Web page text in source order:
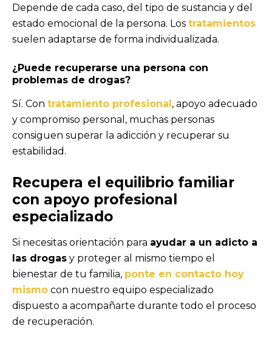
Depende de cada caso, del tipo de sustancia y del
estado emocional de la persona. Los tratamientos
suelen adaptarse de forma individualizada.
¿Puede recuperarse una persona con
problemas de drogas?
Sí. Con tratamiento profesional , apoyo adecuado
y compromiso personal, muchas personas
consiguen superar la adicción y recuperar su
estabilidad.
Recupera el equilibrio familiar
con apoyo profesional
especializado
Si necesitas orientación para ayudar a un adicto a
las drogas y proteger al mismo tiempo el
bienestar de tu familia, ponte en contacto hoy
mismo con nuestro equipo especializado
dispuesto a acompañarte durante todo el proceso
de recuperación.